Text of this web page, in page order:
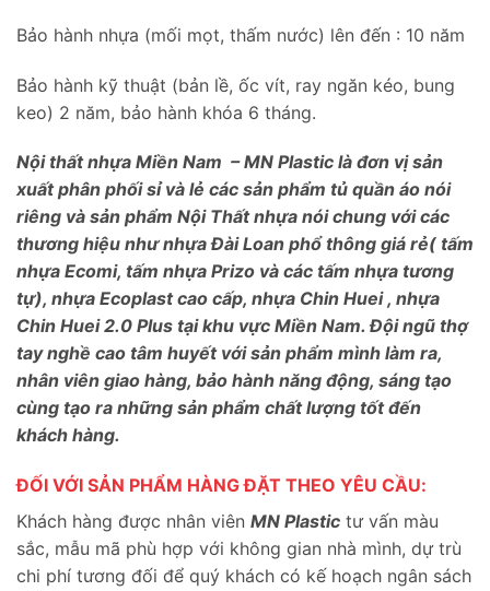
Bảo hành nhựa (mối mọt, thấm nước) lên đến : 10 năm
Bảo hành kỹ thuật (bản lề, ốc vít, ray ngăn kéo, bung
keo) 2 năm, bảo hành khóa 6 tháng.
Nội thất nhựa Miền Nam – MN Plastic là đơn vị sản
xuất phân phối sỉ và lẻ các sản phẩm tủ quần áo nói
riêng và sản phẩm Nội Thất nhựa nói chung với các
thương hiệu như nhựa Đài Loan phổ thông giá rẻ( tấm
nhựa Ecomi, tấm nhựa Prizo và các tấm nhựa tương
tự), nhựa Ecoplast cao cấp, nhựa Chin Huei , nhựa
Chin Huei 2.0 Plus tại khu vực Miền Nam. Đội ngũ thợ
tay nghề cao tâm huyết với sản phẩm mình làm ra,
nhân viên giao hàng, bảo hành năng động, sáng tạo
cùng tạo ra những sản phẩm chất lượng tốt đến
khách hàng.
ĐỐI VỚI SẢN PHẨM HÀNG ĐẶT THEO YÊU CẦU:
Khách hàng được nhân viên MN Plastic tư vấn màu
sắc, mẫu mã phù hợp với không gian nhà mình, dự trù
chi phí tương đối để quý khách có kế hoạch ngân sách